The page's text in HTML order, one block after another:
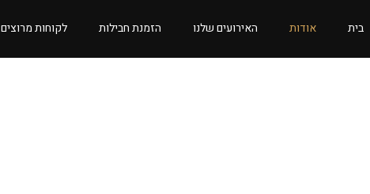
בית אודות האירועים שלנו הזמנת חבילות לקוחות מרוצים